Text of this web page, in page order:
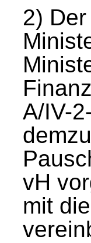
2)
A/IV-
vH
mit